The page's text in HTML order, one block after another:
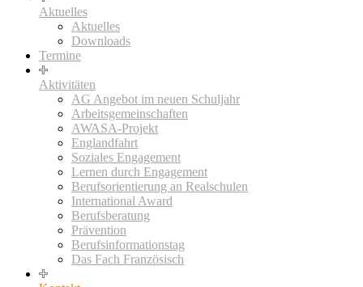
Aktuelles
Aktuelles
Downloads
Termine
Aktivitäten
AG Angebot im neuen Schuljahr
Arbeitsgemeinschaften
AWASA-Projekt
Englandfahrt
Soziales Engagement
Lernen durch Engagement
Berufsorientierung an Realschulen
International Award
Berufsberatung
Prävention
Berufsinformationstag
Das Fach Französisch